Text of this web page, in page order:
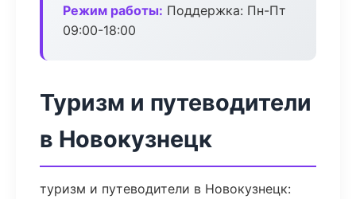
Режим работы: Поддержка: Пн-Пт
09:00-18:00
Туризм и путеводители
в Новокузнецк
туризм и путеводители в Новокузнецк: